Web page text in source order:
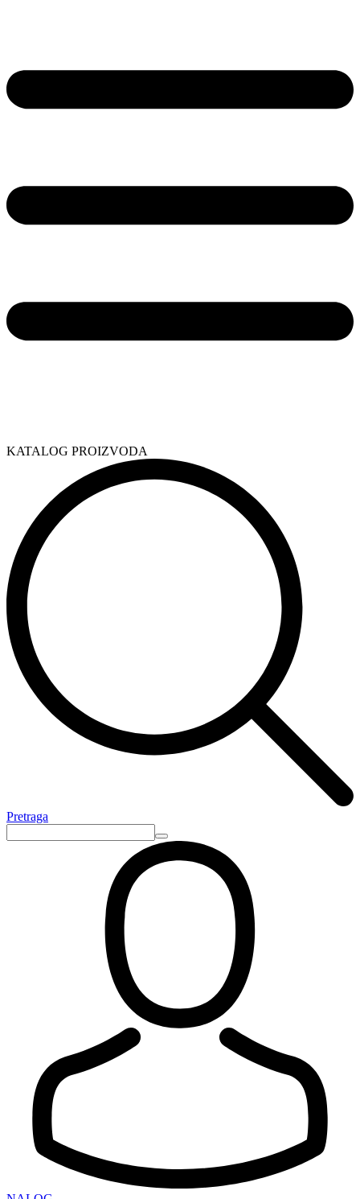
KATALOG PROIZVODA
Pretraga